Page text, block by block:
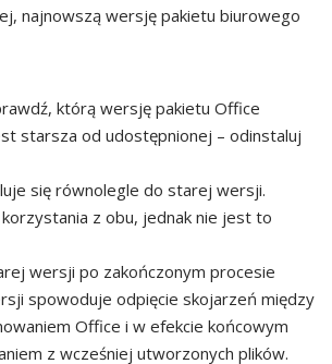
najnowszą wersję pakietu biurowego
którą wersję pakietu Office
starsza od udostępnionej – odinstaluj
się równolegle do starej wersji.
z obu, jednak nie jest to
wersji po zakończonym procesie
spowoduje odpięcie skojarzeń między
Office i w efekcie końcowym
z wcześniej utworzonych plików.